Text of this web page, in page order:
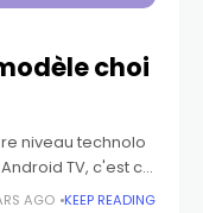
choi
niveau technolo
TV, c'est co
T'auras accès à
AGO KEEP READING